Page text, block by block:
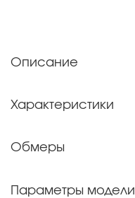
Описание
Характеристики
Обмеры
Параметры модели